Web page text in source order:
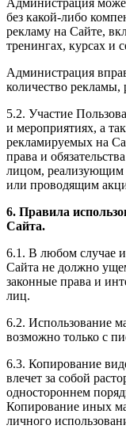
Администрация
без какой-либо
рекламу на Сайте,
тренингах, курсах и
Администрация
количество
5.2. Участие
и мероприятиях, а
рекламируемых на
права и
лицом, реализующим
или проводящим
6. Правила
Сайта.
6.1. В любом случае
Сайта не должно
законные права и
лиц.
6.2. Использование
возможно только с
6.3. Копирование
влечет за собой
одностороннем
Копирование иных
личного